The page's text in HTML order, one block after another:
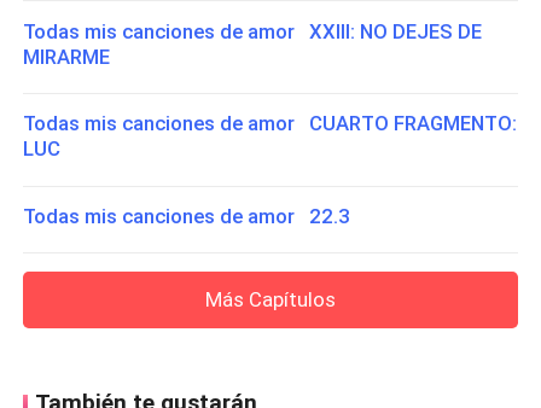
Todas mis canciones de amor XXIII: NO DEJES DE
MIRARME
Todas mis canciones de amor CUARTO FRAGMENTO:
LUC
Todas mis canciones de amor 22.3
Más Capítulos